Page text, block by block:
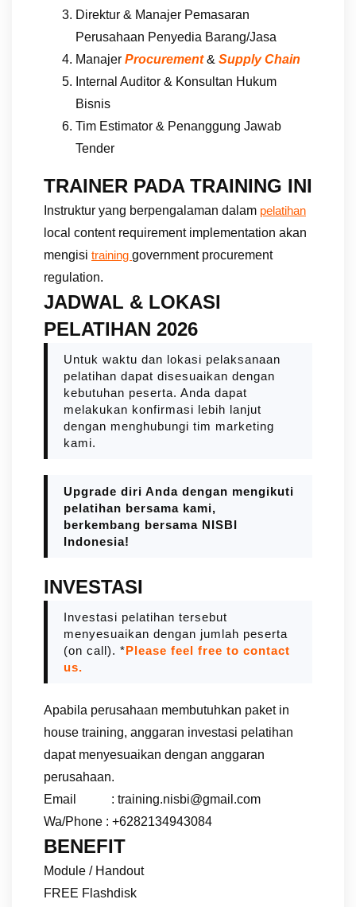
Direktur & Manajer Pemasaran
Perusahaan Penyedia Barang/Jasa
Manajer Procurement& Supply Chain
Internal Auditor & Konsultan Hukum
Bisnis
Tim Estimator & Penanggung Jawab
Tender
TRAINER PADA TRAINING INI
Instruktur yang berpengalaman dalam pelatihan
local content requirement implementation akan
mengisi training government procurement
regulation.
JADWAL & LOKASI
PELATIHAN 2026
Untuk waktu dan lokasi pelaksanaan
pelatihan dapat disesuaikan dengan
kebutuhan peserta. Anda dapat
melakukan konfirmasi lebih lanjut
dengan menghubungi tim marketing
kami.
Upgrade diri Anda dengan mengikuti
pelatihan bersama kami,
berkembang bersama NISBI
Indonesia!
INVESTASI
Investasi pelatihan tersebut
menyesuaikan dengan jumlah peserta
(on call). *Please feel free to contact
us.
Apabila perusahaan membutuhkan paket in
house training, anggaran investasi pelatihan
dapat menyesuaikan dengan anggaran
perusahaan.
Email : training.nisbi@gmail.com
Wa/Phone : +6282134943084
BENEFIT
Module / Handout
FREE Flashdisk